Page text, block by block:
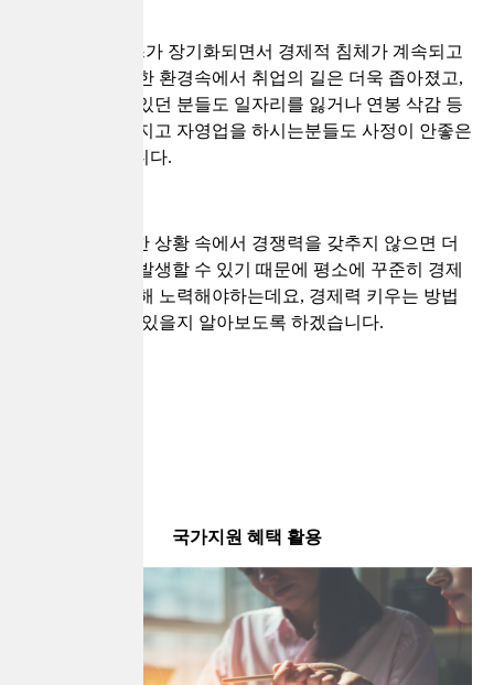
코로나바이러스가 장기화되면서 경제적 침체가 계속되고
있는데요, 이러한 환경속에서 취업의 길은 더욱 좁아졌고,
직장을 다니고 있던 분들도 일자리를 잃거나 연봉 삭감 등
의 이슈가 많아지고 자영업을 하시는분들도 사정이 안좋은
건 마찬가지입니다.
이렇게 불안정한 상황 속에서 경쟁력을 갖추지 않으면 더
어려운 상황이 발생할 수 있기 때문에 평소에 꾸준히 경제
력을 키우기 위해 노력해야하는데요, 경제력 키우는 방법
은 어떤 것들이 있을지 알아보도록 하겠습니다.
국가지원 혜택 활용